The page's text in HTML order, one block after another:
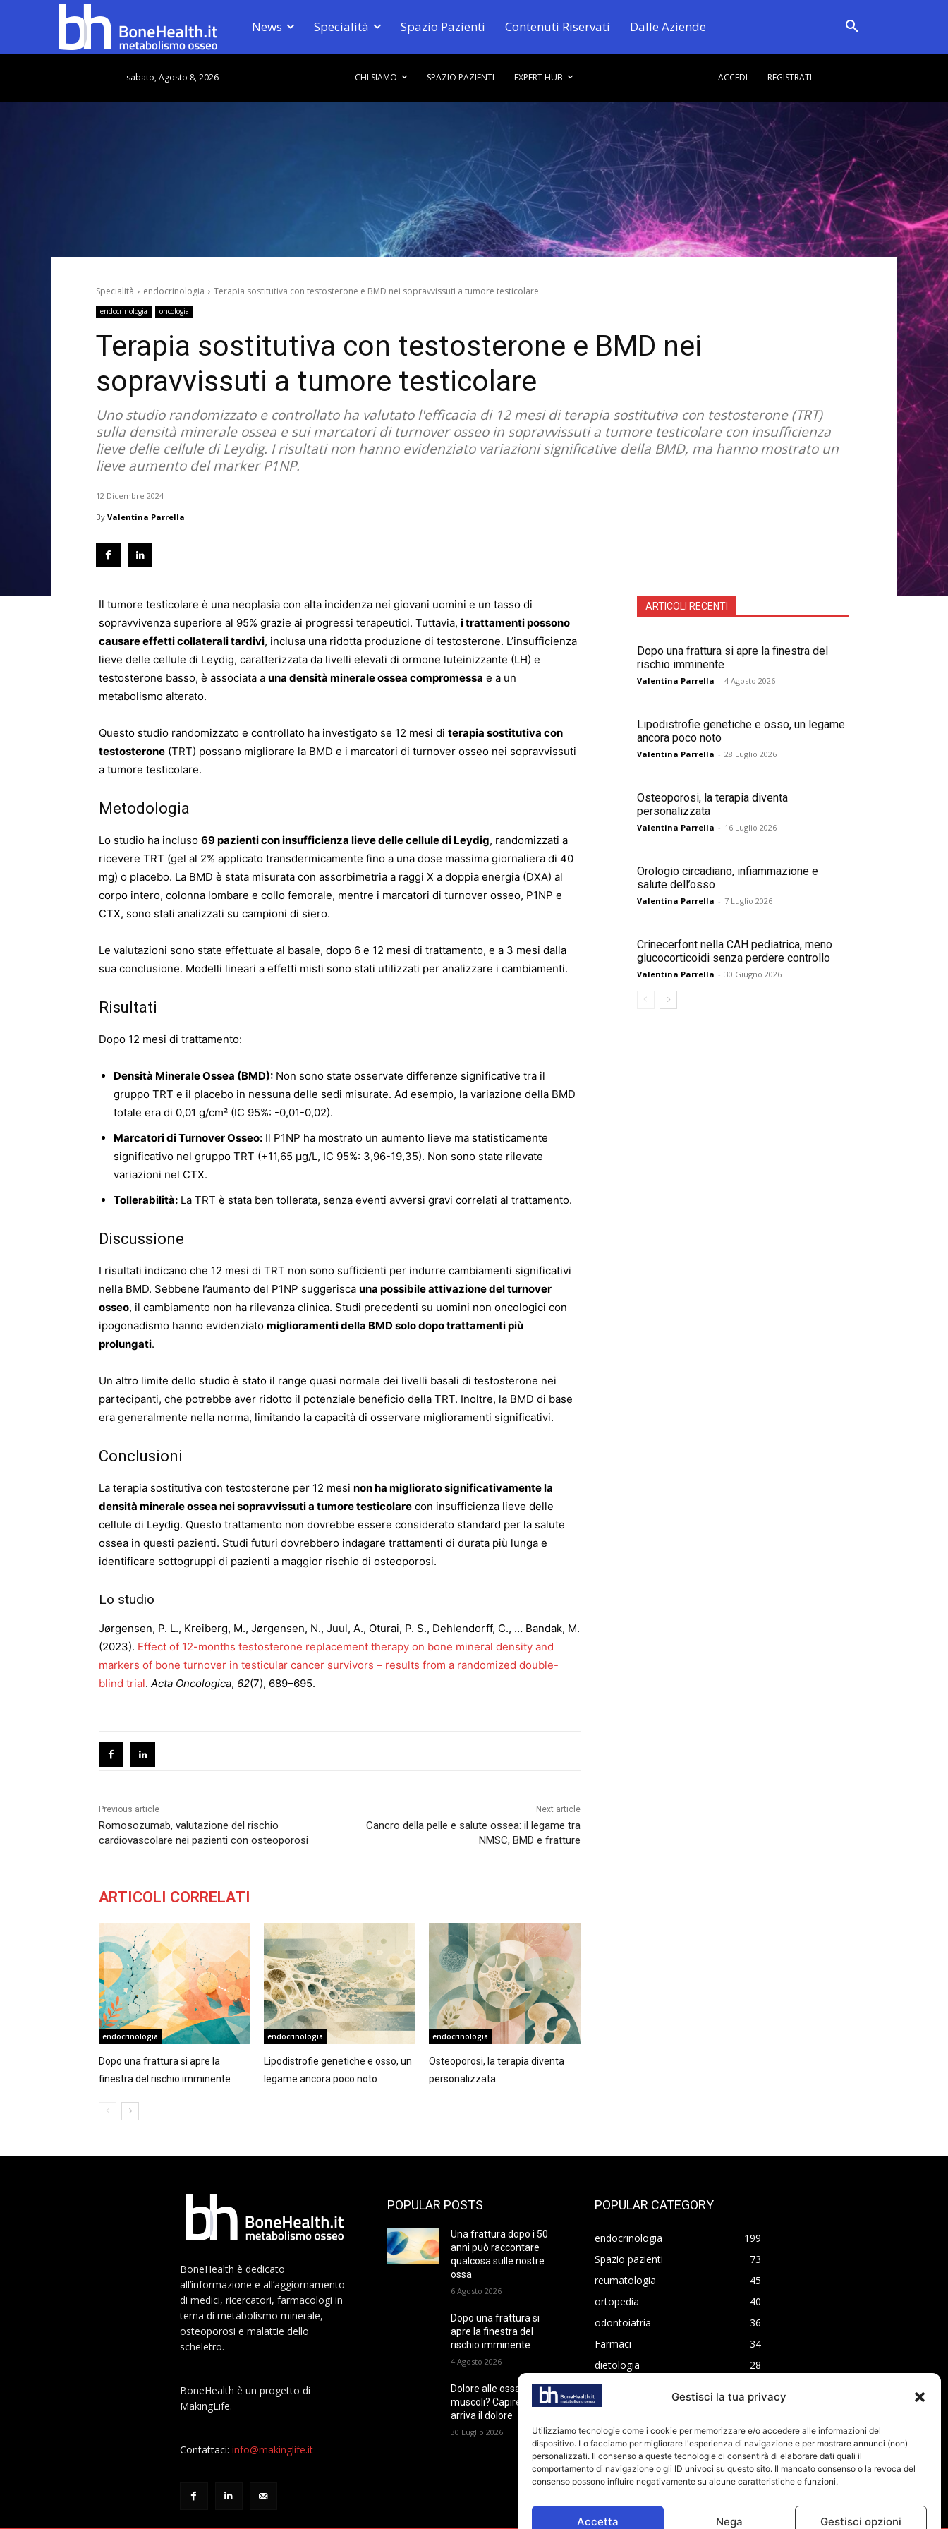
Gestisci la tua privacy
Utilizziamo tecnologie come i cookie per memorizzare e/o accedere alle informazioni del
dispositivo. Lo facciamo per migliorare l'esperienza di navigazione e per mostrare annunci (non)
personalizzati. Il consenso a queste tecnologie ci consentirà di elaborare dati quali il
comportamento di navigazione o gli ID univoci su questo sito. Il mancato consenso o la revoca del
consenso possono influire negativamente su alcune caratteristiche e funzioni.
Accetta Nega Gestisci opzioni
News Specialità Spazio Pazienti Contenuti Riservati Dalle Aziende
sabato, Agosto 8, 2026 CHI SIAMO SPAZIO PAZIENTI EXPERT HUB ACCEDI REGISTRATI
Specialità endocrinologia Terapia sostitutiva con testosterone e BMD nei sopravvissuti a tumore testicolare
endocrinologia oncologia
Terapia sostitutiva con testosterone e BMD nei
sopravvissuti a tumore testicolare
Uno studio randomizzato e controllato ha valutato l'efficacia di 12 mesi di terapia sostitutiva con testosterone (TRT)
sulla densità minerale ossea e sui marcatori di turnover osseo in sopravvissuti a tumore testicolare con insufficienza
lieve delle cellule di Leydig. I risultati non hanno evidenziato variazioni significative della BMD, ma hanno mostrato un
lieve aumento del marker P1NP.
12 Dicembre 2024
By Valentina Parrella
Il tumore testicolare è una neoplasia con alta incidenza nei giovani uomini e un tasso di
sopravvivenza superiore al 95% grazie ai progressi terapeutici. Tuttavia, i trattamenti possono
causare effetti collaterali tardivi, inclusa una ridotta produzione di testosterone. L’insufficienza
lieve delle cellule di Leydig, caratterizzata da livelli elevati di ormone luteinizzante (LH) e
testosterone basso, è associata a una densità minerale ossea compromessa e a un
metabolismo alterato.
Questo studio randomizzato e controllato ha investigato se 12 mesi di terapia sostitutiva con
testosterone (TRT) possano migliorare la BMD e i marcatori di turnover osseo nei sopravvissuti
a tumore testicolare.
Metodologia
Lo studio ha incluso 69 pazienti con insufficienza lieve delle cellule di Leydig, randomizzati a
ricevere TRT (gel al 2% applicato transdermicamente fino a una dose massima giornaliera di 40
mg) o placebo. La BMD è stata misurata con assorbimetria a raggi X a doppia energia (DXA) al
corpo intero, colonna lombare e collo femorale, mentre i marcatori di turnover osseo, P1NP e
CTX, sono stati analizzati su campioni di siero.
Le valutazioni sono state effettuate al basale, dopo 6 e 12 mesi di trattamento, e a 3 mesi dalla
sua conclusione. Modelli lineari a effetti misti sono stati utilizzati per analizzare i cambiamenti.
Risultati
Dopo 12 mesi di trattamento:
Densità Minerale Ossea (BMD): Non sono state osservate differenze significative tra il
gruppo TRT e il placebo in nessuna delle sedi misurate. Ad esempio, la variazione della BMD
totale era di 0,01 g/cm² (IC 95%: -0,01-0,02).
Marcatori di Turnover Osseo: Il P1NP ha mostrato un aumento lieve ma statisticamente
significativo nel gruppo TRT (+11,65 µg/L, IC 95%: 3,96-19,35). Non sono state rilevate
variazioni nel CTX.
Tollerabilità: La TRT è stata ben tollerata, senza eventi avversi gravi correlati al trattamento.
Discussione
I risultati indicano che 12 mesi di TRT non sono sufficienti per indurre cambiamenti significativi
nella BMD. Sebbene l’aumento del P1NP suggerisca una possibile attivazione del turnover
osseo, il cambiamento non ha rilevanza clinica. Studi precedenti su uomini non oncologici con
ipogonadismo hanno evidenziato miglioramenti della BMD solo dopo trattamenti più
prolungati.
Un altro limite dello studio è stato il range quasi normale dei livelli basali di testosterone nei
partecipanti, che potrebbe aver ridotto il potenziale beneficio della TRT. Inoltre, la BMD di base
era generalmente nella norma, limitando la capacità di osservare miglioramenti significativi.
Conclusioni
La terapia sostitutiva con testosterone per 12 mesi non ha migliorato significativamente la
densità minerale ossea nei sopravvissuti a tumore testicolare con insufficienza lieve delle
cellule di Leydig. Questo trattamento non dovrebbe essere considerato standard per la salute
ossea in questi pazienti. Studi futuri dovrebbero indagare trattamenti di durata più lunga e
identificare sottogruppi di pazienti a maggior rischio di osteoporosi.
Lo studio
Jørgensen, P. L., Kreiberg, M., Jørgensen, N., Juul, A., Oturai, P. S., Dehlendorff, C., … Bandak, M.
(2023). Effect of 12-months testosterone replacement therapy on bone mineral density and
markers of bone turnover in testicular cancer survivors – results from a randomized double-
blind trial. Acta Oncologica, 62(7), 689–695.
Previous article
Romosozumab, valutazione del rischio
cardiovascolare nei pazienti con osteoporosi
Next article
Cancro della pelle e salute ossea: il legame tra
NMSC, BMD e fratture
ARTICOLI RECENTI
Dopo una frattura si apre la finestra del
rischio imminente
Valentina Parrella - 4 Agosto 2026
Lipodistrofie genetiche e osso, un legame
ancora poco noto
Valentina Parrella - 28 Luglio 2026
Osteoporosi, la terapia diventa
personalizzata
Valentina Parrella - 16 Luglio 2026
Orologio circadiano, infiammazione e
salute dell’osso
Valentina Parrella - 7 Luglio 2026
Crinecerfont nella CAH pediatrica, meno
glucocorticoidi senza perdere controllo
Valentina Parrella - 30 Giugno 2026
ARTICOLI CORRELATI
endocrinologia
Dopo una frattura si apre la
finestra del rischio imminente
endocrinologia
Lipodistrofie genetiche e osso, un
legame ancora poco noto
endocrinologia
Osteoporosi, la terapia diventa
personalizzata
BoneHealth è dedicato
all’informazione e all’aggiornamento
di medici, ricercatori, farmacologi in
tema di metabolismo minerale,
osteoporosi e malattie dello
scheletro.
BoneHealth è un progetto di
MakingLife.
Contattaci:info@makinglife.it
POPULAR POSTS
Una frattura dopo i 50
anni può raccontare
qualcosa sulle nostre
ossa
6 Agosto 2026
Dopo una frattura si
apre la finestra del
rischio imminente
4 Agosto 2026
Dolore alle ossa o ai
muscoli? Capire da dove
arriva il dolore
30 Luglio 2026
POPULAR CATEGORY
endocrinologia
199
Spazio pazienti
73
reumatologia
45
ortopedia
40
odontoiatria
36
Farmaci
34
dietologia
28
oncologia